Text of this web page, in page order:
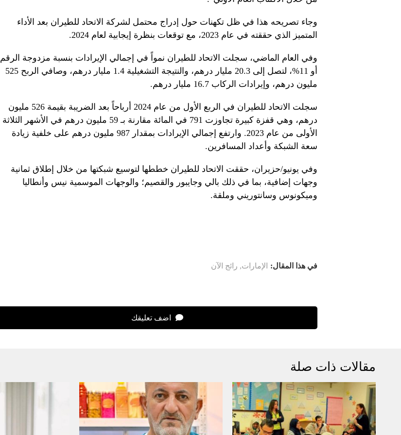
وجاء تصريحه هذا في ظل تكهنات حول إدراج محتمل لشركة الاتحاد للطيران بعد الأداء
المتميز الذي حققته في عام 2023، مع توقعات بنظرة إيجابية لعام 2024.
وفي العام الماضي، سجلت الاتحاد للطيران نمواً في إجمالي الإيرادات بنسبة مزدوجة الرقم
أو 11%، لتصل إلى 20.3 مليار درهم، والنتيجة التشغيلية 1.4 مليار درهم، وصافي الربح 525
مليون درهم، وإيرادات الركاب 16.7 مليار درهم.
سجلت الاتحاد للطيران في الربع الأول من عام 2024 أرباحاً بعد الضريبة بقيمة 526 مليون
درهم، وهي قفزة كبيرة تجاوزت 791 في المائة مقارنة بـ 59 مليون درهم في الأشهر الثلاثة
الأولى من عام 2023. وارتفع إجمالي الإيرادات بمقدار 987 مليون درهم على خلفية زيادة
سعة الشبكة وأعداد المسافرين.
وفي يونيو/حزيران، حققت الاتحاد للطيران خططها لتوسيع شبكتها من خلال إطلاق ثمانية
وجهات إضافية، بما في ذلك بالي وجايبور والقصيم؛ والوجهات الموسمية نيس وأنطاليا
وميكونوس وسانتوريني وملقة.
في هذا المقال: الإمارات, رائج الآن
اضف تعليقك
مقالات ذات صلة